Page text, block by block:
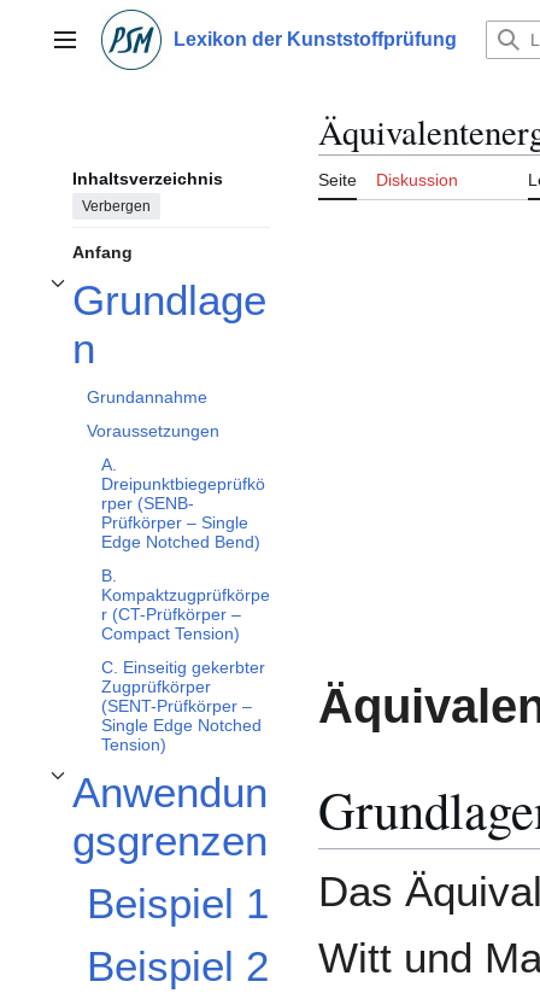
springenHauptmenü Lexikon der Kunststoffprüfung
Inhaltsverzeichnis
Verbergen
Anfang
Grundlage
n
Unterabschnitt Grundlagen umschalten
Grundannahme
Voraussetzungen
A.
Dreipunktbiegeprüfkö
rper (SENB-
Prüfkörper – Single
Edge Notched Bend)
B.
Kompaktzugprüfkörpe
r (CT-Prüfkörper –
Compact Tension)
C. Einseitig gekerbter
Zugprüfkörper
(SENT-Prüfkörper –
Single Edge Notched
Tension)
Anwendun
gsgrenzen
Unterabschnitt Anwendungsgrenzen umschalten
Beispiel 1
Beispiel 2
Seite Diskussion
Das
Witt und